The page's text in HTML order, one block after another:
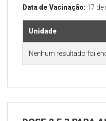
Data de Vacinação: 17 de
Unidade
Nenhum resultado foi